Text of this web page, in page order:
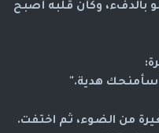
بالدفء، وكأن قلبه أصبح
سأمنحك هدية."
من الضوء، ثم اختفت.